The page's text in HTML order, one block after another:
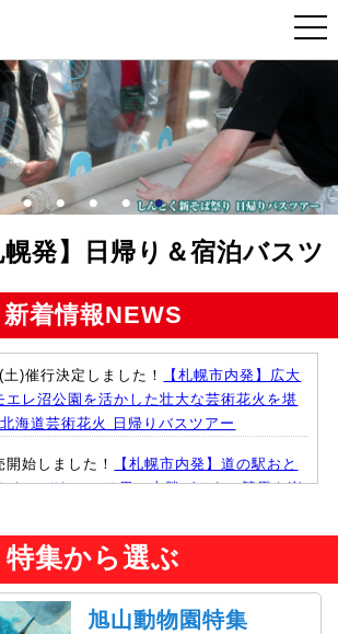
幌発】日帰り＆宿泊バスツ
新着情報NEWS
)催行決定しました！
【札幌市内発】広大
エレ沼公園を活かした壮大な芸術花火を堪
海道芸術花火 日帰りバスツアー
開始しました！
【札幌市内発】道の駅おと
なつぞらのふる里＆十勝ばんえい競馬を楽
開始しました！
【札幌市内発】収穫された
りの新そばを堪能♪第23回しんとく新そば
＆日本新八景「狩勝峠」で初秋の十勝を満
特集から選ぶ
旭山動物園特集